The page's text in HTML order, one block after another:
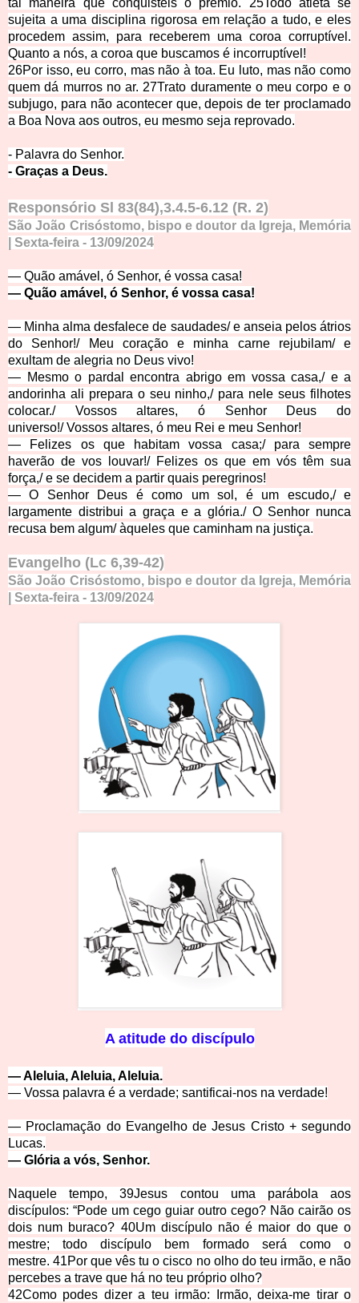
tal maneira que conquisteis o prêmio. 25Todo atleta se
sujeita a uma disciplina rigorosa em relação a tudo, e eles
procedem assim, para receberem uma coroa corruptível.
Quanto a nós, a coroa que buscamos é incorruptível!
26Por isso, eu corro, mas não à toa. Eu luto, mas não como
quem dá murros no ar. 27Trato duramente o meu corpo e o
subjugo, para não acontecer que, depois de ter proclamado
a Boa Nova aos outros, eu mesmo seja reprovado.
- Palavra do Senhor.
- Graças a Deus.
Responsório Sl 83(84),3.4.5-6.12 (R. 2)
São João Crisóstomo, bispo e doutor da Igreja, Memória
| Sexta-feira - 13/09/2024
— Quão amável, ó Senhor, é vossa casa!
— Quão amável, ó Senhor, é vossa casa!
— Minha alma desfalece de saudades/e anseia pelos átrios
do Senhor!/Meu coração e minha carne rejubilam/e
exultam de alegria no Deus vivo!
— Mesmo o pardal encontra abrigo em vossa casa,/e a
andorinha ali prepara o seu ninho,/para nele seus filhotes
colocar./Vossos altares, ó Senhor Deus do
universo!/Vossos altares, ó meu Rei e meu Senhor!
—
Felizes os que habitam vossa casa;/para sempre
haverão de vos louvar!/Felizes os que em vós têm sua
força,/e se decidem a partir quais peregrinos!
—O Senhor Deus é como um sol, é um escudo,/e
largamente distribui a graça e a glória./O Senhor nunca
recusa bem algum/àqueles que caminham na justiça.
Evangelho (Lc 6,39-42)
São João Crisóstomo, bispo e doutor da Igreja, Memória
| Sexta-feira - 13/09/2024
A atitude do discípulo
— Aleluia, Aleluia, Aleluia.
— Vossa palavra é a verdade; santificai-nos na verdade!
— Proclamação do Evangelho de Jesus Cristo + segundo
Lucas.
— Glória a vós, Senhor.
Naquele tempo,39Jesus contou uma parábola aos
discípulos: “Pode um cego guiar outro cego? Não cairão os
dois num buraco? 40Um discípulo não é maior do que o
mestre; todo discípulo bem formado será como o
mestre.41Por que vês tu o cisco no olho do teu irmão, e não
percebes a trave que há no teu próprio olho?
42Como podes dizer a teu irmão: Irmão, deixa-me tirar o